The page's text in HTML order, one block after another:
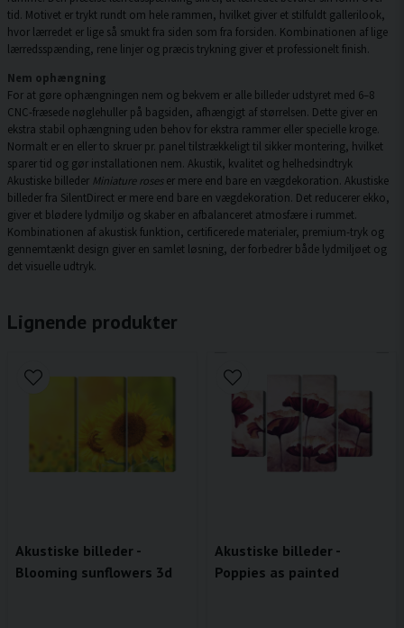
tid. Motivet er trykt rundt om hele rammen, hvilket giver et stilfuldt gallerilook,
hvor lærredet er lige så smukt fra siden som fra forsiden. Kombinationen af lige
lærredsspænding, rene linjer og præcis trykning giver et professionelt finish.
Nem ophængning
For at gøre ophængningen nem og bekvem er alle billeder udstyret med 6–8
CNC-fræsede nøglehuller på bagsiden, afhængigt af størrelsen. Dette giver en
ekstra stabil ophængning uden behov for ekstra rammer eller specielle kroge.
Normalt er en eller to skruer pr. panel tilstrækkeligt til sikker montering, hvilket
sparer tid og gør installationen nem. Akustik, kvalitet og helhedsindtryk
Akustiske billeder Miniature roseser mere end bare en vægdekoration. Akustiske
billeder fra SilentDirect er mere end bare en vægdekoration. Det reducerer ekko,
giver et blødere lydmiljø og skaber en afbalanceret atmosfære i rummet.
Kombinationen af akustisk funktion, certificerede materialer, premium-tryk og
gennemtænkt design giver en samlet løsning, der forbedrer både lydmiljøet og
det visuelle udtryk.
Lignende produkter
Akustiske billeder -
Blooming sunflowers 3d
Akustiske billeder -
Poppies as painted